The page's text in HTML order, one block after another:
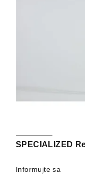
SPECIALIZED
Informujte sa